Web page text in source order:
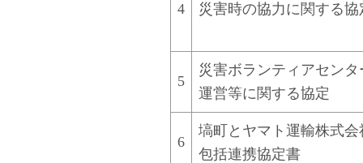
4 災害時の協力に関する協
5
災害ボランティアセン
運営等に関する協定
6
塙町とヤマト運輸株式
包括連携協定書